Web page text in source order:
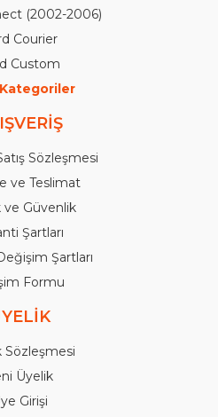
(2002-2006)
Courier
Custom
Sözleşmesi
ve Teslimat
ve Güvenlik
Şartları
Şartları
Formu
Sözleşmesi
Üyelik
Girişi